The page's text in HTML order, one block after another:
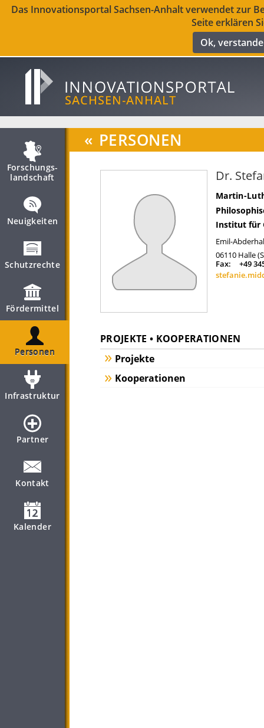
Das Innovationsportal Sachsen-Anhalt verwendet zur
Seite erklären
Ok,
Forschungs­
landschaft
Neuigkeiten
Schutzrechte
Fördermittel
Personen
Infrastruktur
Partner
Kontakt
Kalender
« PERSONEN
Dr.
Martin-
Institut für
Emil-
06110 Halle
Fax:
+49
PROJEKTE • KOOPERATIONEN
Projekte
Kooperationen